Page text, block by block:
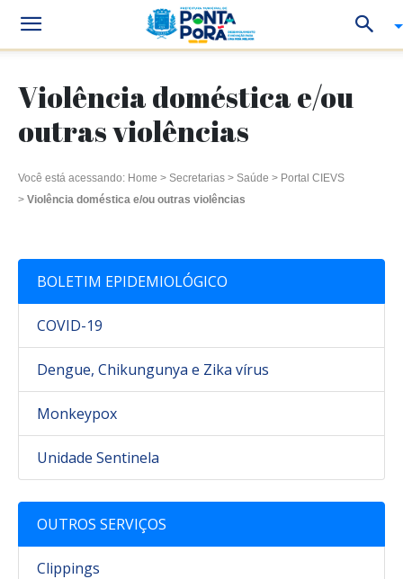
Violência doméstica e/ou
outras violências
Você está acessando: Home > Secretarias > Saúde > Portal CIEVS
> Violência doméstica e/ou outras violências
BOLETIM EPIDEMIOLÓGICO
COVID-19
Dengue, Chikungunya e Zika vírus
Monkeypox
Unidade Sentinela
OUTROS SERVIÇOS
Clippings